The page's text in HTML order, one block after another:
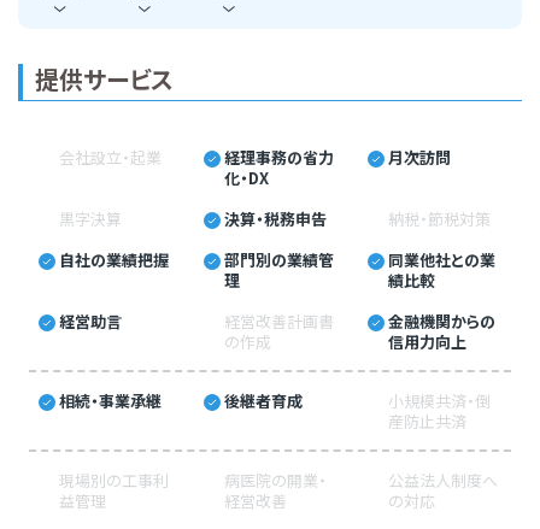
提供サービス
会社設立・起業
経理事務の省力
化・DX
月次訪問
黒字決算 決算・税務申告
納税・節税対策
自社の業績把握
部門別の業績管
理
同業他社との業
績比較
経営助言
経営改善計画書
の作成
金融機関からの
信用力向上
相続・事業承継 後継者育成
小規模共済・倒
産防止共済
現場別の工事利
益管理
病医院の開業・
経営改善
公益法人制度へ
の対応